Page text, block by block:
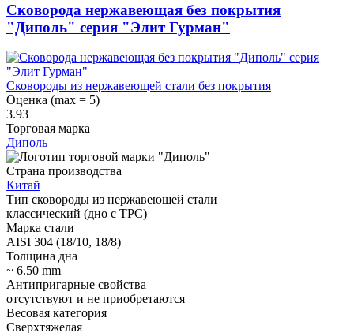
Сковорода нержавеющая без покрытия
"Диполь" серия "Элит Гурман"
Сковороды из нержавеющей стали без покрытия
Оценка (max = 5)
3.93
Торговая марка
Диполь
Страна производства
Китай
Тип сковороды из нержавеющей стали
классический (дно с ТРС)
Марка стали
AISI 304 (18/10, 18/8)
Толщина дна
~ 6.50 mm
Антипригарные свойства
отсутствуют и не приобретаются
Весовая категория
Сверхтяжелая